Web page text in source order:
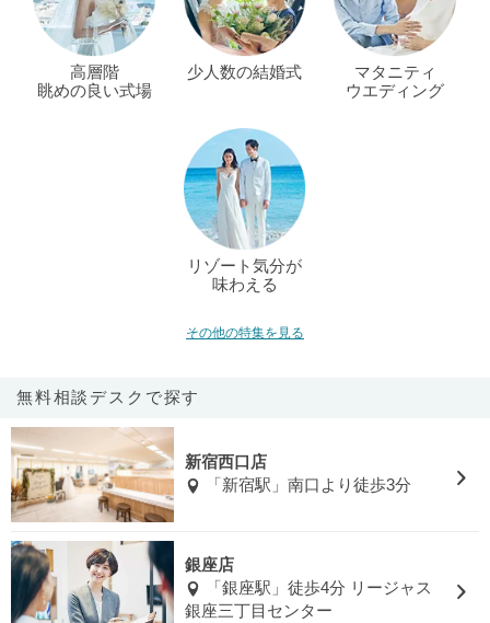
高層階
眺めの良い式場
少人数の結婚式
マタニティ
ウエディング
リゾート気分が
味わえる
その他の特集を見る
無料相談デスクで探す
新宿西口店
「新宿駅」南口より徒歩3分
銀座店
「銀座駅」徒歩4分 リージャス
銀座三丁目センター